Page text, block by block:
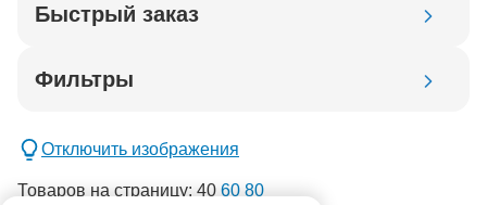
Быстрый заказ
Фильтры
Отключить изображения
Товаров на страницу: 40 60 80